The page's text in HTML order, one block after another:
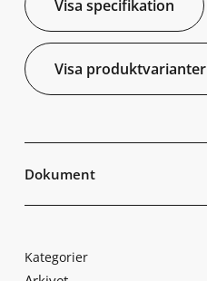
Visa specifikation
Visa produktvarianter
Dokument
Kategorier